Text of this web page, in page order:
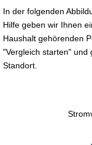
In der folgenden
Hilfe geben wir Ihnen
Haushalt gehörenden
"Vergleich starten" und
Standort.